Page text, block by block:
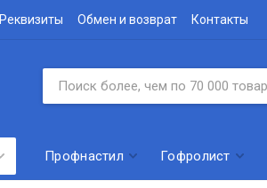
Реквизиты Обмен и возврат Контакты
Профнастил Гофролист